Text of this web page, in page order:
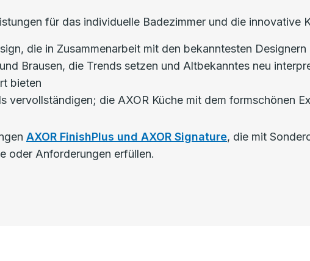
für das individuelle Badezimmer und die innovative
die in Zusammenarbeit mit den bekanntesten
Brausen, die Trends setzen und Altbekanntes neu
bieten
vervollständigen; die AXOR Küche mit dem formschönen
AXOR FinishPlus und AXOR Signature, die mit
oder Anforderungen erfüllen.